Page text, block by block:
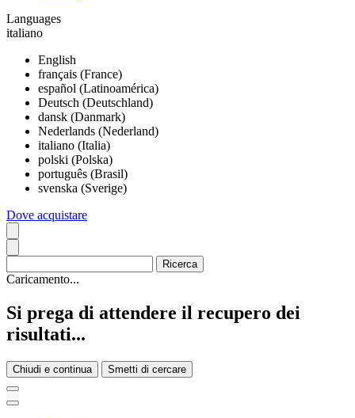
Languages
italiano
English
français (France)
español (Latinoamérica)
Deutsch (Deutschland)
dansk (Danmark)
Nederlands (Nederland)
italiano (Italia)
polski (Polska)
português (Brasil)
svenska (Sverige)
Dove acquistare
Caricamento...
Si prega di attendere il recupero dei
risultati...
Chiudi e continua Smetti di cercare